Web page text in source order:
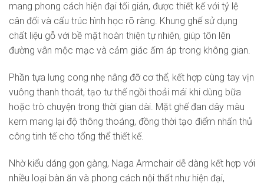
mang phong cách hiện đại tối giản, được thiết kế với tỷ lệ
cân đối và cấu trúc hình học rõ ràng. Khung ghế sử dụng
chất liệu gỗ với bề mặt hoàn thiện tự nhiên, giúp tôn lên
đường vân mộc mạc và cảm giác ấm áp trong không gian.
Phần tựa lưng cong nhẹ nâng đỡ cơ thể, kết hợp cùng tay vịn
vuông thanh thoát, tạo tư thế ngồi thoải mái khi dùng bữa
hoặc trò chuyện trong thời gian dài. Mặt ghế đan dây màu
kem mang lại độ thông thoáng, đồng thời tạo điểm nhấn thủ
công tinh tế cho tổng thể thiết kế.
Nhờ kiểu dáng gọn gàng, Naga Armchair dễ dàng kết hợp với
nhiều loại bàn ăn và phong cách nội thất như hiện đại,